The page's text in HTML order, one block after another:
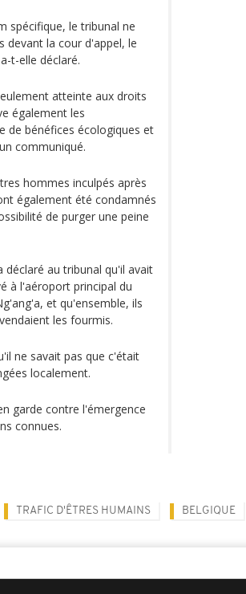
spécifique, le tribunal ne
devant la cour d'appel, le
t-elle déclaré.
atteinte aux droits
également les
de bénéfices écologiques et
communiqué.
hommes inculpés après
également été condamnés
de purger une peine
déclaré au tribunal qu'il avait
à l'aéroport principal du
et qu'ensemble, ils
les fourmis.
ne savait pas que c'était
localement.
garde contre l'émergence
connues.
TRAFIC D'ÊTRES HUMAINS BELGIQUE